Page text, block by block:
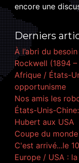
encore une
Derniers
À l’abri du
Rockwell (1894 –
Afrique / États-
opportunisme
Nos amis les
États-Unis-
Hubert aux USA
Coupe du
C'est arrivé...le
Europe / USA :